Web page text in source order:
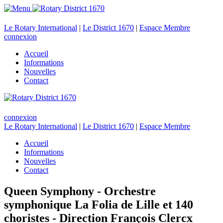
Le Rotary International | Le District 1670 | Espace Membre
connexion
Accueil
Informations
Nouvelles
Contact
connexion
Le Rotary International | Le District 1670 | Espace Membre
Accueil
Informations
Nouvelles
Contact
Queen Symphony - Orchestre
symphonique La Folia de Lille et 140
choristes - Direction François Clercx